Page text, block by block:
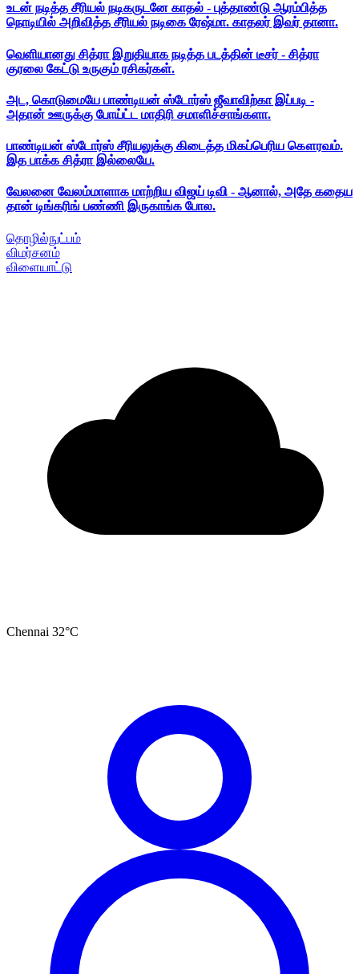
உடன் நடித்த சீரியல் நடிகருடனே காதல் - புத்தாண்டு ஆரம்பித்த
நொடியில் அறிவித்த சீரியல் நடிகை ரேஷ்மா. காதலர் இவர் தானா.
வெளியானது சித்ரா இறுதியாக நடித்த படத்தின் டீசர் - சித்ரா
குரலை கேட்டு உருகும் ரசிகர்கள்.
அட, கொடுமையே பாண்டியன் ஸ்டோர்ஸ் ஜீவாவிற்கா இப்படி -
அதான் ஊருக்கு போய்ட்ட மாதிரி சமாளிச்சாங்களா.
பாண்டியன் ஸ்டோர்ஸ் சீரியலுக்கு கிடைத்த மிகப்பெரிய கௌரவம்.
இத பாக்க சித்ரா இல்லையே.
வேலனை வேலம்மாளாக மாற்றிய விஜய் டிவி - ஆனால், அதே கதைய
தான் டிங்கரிங் பண்ணி இருகாங்க போல.
தொழில்நுட்பம்
விமர்சனம்
விளையாட்டு
Chennai 32°C